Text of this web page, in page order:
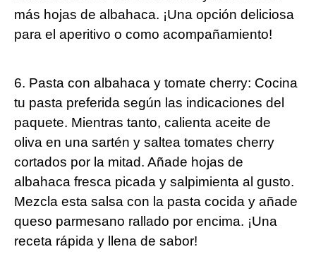
más hojas de albahaca. ¡Una opción deliciosa
para el aperitivo o como acompañamiento!
6. Pasta con albahaca y tomate cherry: Cocina
tu pasta preferida según las indicaciones del
paquete. Mientras tanto, calienta aceite de
oliva en una sartén y saltea tomates cherry
cortados por la mitad. Añade hojas de
albahaca fresca picada y salpimienta al gusto.
Mezcla esta salsa con la pasta cocida y añade
queso parmesano rallado por encima. ¡Una
receta rápida y llena de sabor!